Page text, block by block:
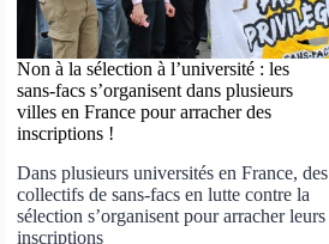
Non à la sélection à l’université : les
sans-facs s’organisent dans plusieurs
villes en France pour arracher des
inscriptions !
Dans plusieurs universités en France, des
collectifs de sans-facs en lutte contre la
sélection s’organisent pour arracher leurs
inscriptions